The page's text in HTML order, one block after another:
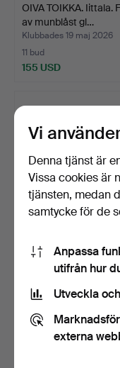
OIVA TOIKKA. Iittala.
av munblåst gl…
Klubbades 19 maj 2026
11 bud
155 USD
OIVA TOIKKA. Iittala.
av munblåst gl…
Klubbades 18 maj 2026
25 bud
Vi
Denna tjänst är
Vissa cookies är
tjänsten, medan
samtycke för de
Anpassa
utifrån hur
Utveckla
externa